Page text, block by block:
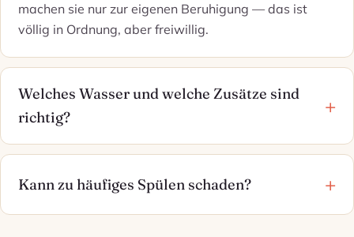
machen sie nur zur eigenen Beruhigung — das ist
völlig in Ordnung, aber freiwillig.
Welches Wasser und welche Zusätze sind
richtig?
Kann zu häufiges Spülen schaden?